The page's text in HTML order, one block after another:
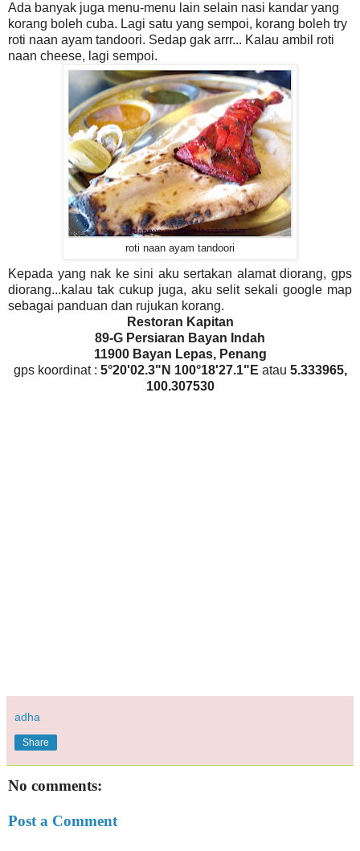
Ada banyak juga menu-menu lain selain nasi kandar yang
korang boleh cuba. Lagi satu yang sempoi, korang boleh try
roti naan ayam tandoori. Sedap gak arrr... Kalau ambil roti
naan cheese, lagi sempoi.
roti naan ayam tandoori
Kepada yang nak ke sini aku sertakan alamat diorang, gps
diorang...kalau tak cukup juga, aku selit sekali google map
sebagai panduan dan rujukan korang.
Restoran Kapitan
89-G Persiaran Bayan Indah
11900 Bayan Lepas, Penang
gps koordinat : 5°20'02.3"N 100°18'27.1"E atau 5.333965,
100.307530
adha
Share
No comments:
Post a Comment